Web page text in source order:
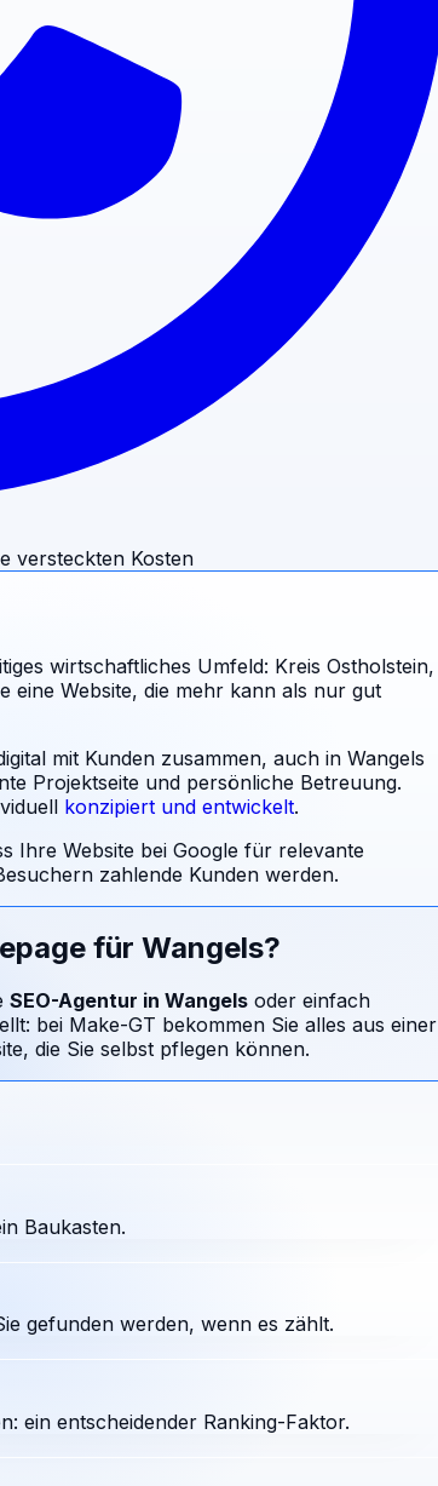
versteckten Kosten
wirtschaftliches Umfeld: Kreis Ostholstein,
eine Website, die mehr kann als nur gut
mit Kunden zusammen, auch in Wangels
Projektseite und persönliche Betreuung.
konzipiert und entwickelt.
Ihre Website bei Google für relevante
zahlende Kunden werden.
für Wangels?
SEO-Agentur in Wangels oder einfach
bei Make-GT bekommen Sie alles aus einer
die Sie selbst pflegen können.
Baukasten.
gefunden werden, wenn es zählt.
ein entscheidender Ranking-Faktor.